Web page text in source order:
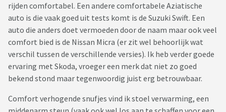
rijden comfortabel. Een andere comfortabele Aziatische
auto is die vaak goed uit tests komt is de Suzuki Swift. Een
auto die anders doet vermoeden door de naam maar ook veel
comfort bied is de Nissan Micra (er zit wel behoorlijk wat
verschil tussen de verschillende versies). Ik heb verder goede
ervaring met Skoda, vroeger een merk dat niet zo goed
bekend stond maar tegenwoordig juist erg betrouwbaar.
Comfort verhogende snufjes vind ik stoel verwarming, een